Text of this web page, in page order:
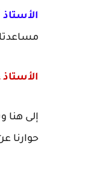
إلى هنا
حوارنا